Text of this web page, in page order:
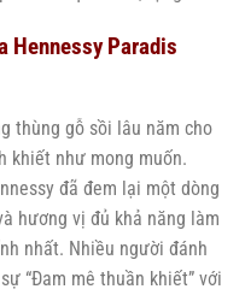
Hennessy Paradis
thùng gỗ sồi lâu năm cho
khiết như mong muốn.
đã đem lại một dòng
hương vị đủ khả năng làm
nhất. Nhiều người đánh
“Đam mê thuần khiết” với